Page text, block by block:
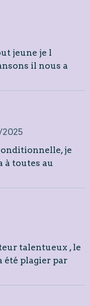
jeune je l
il nous a
2025
je
à toutes au
talentueux , le
été plagier par